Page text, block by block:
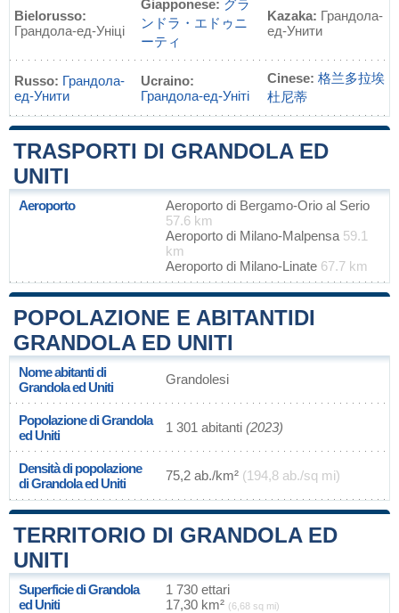
Bielorusso:
Грандола-ед-Уніці
Giapponese: グラ
ンドラ・エドゥニ
ーティ
Kazaka: Грандола-
ед-Унити
Russo: Грандола-
ед-Унити
Ucraino:
Грандола-ед-Уніті
Cinese: 格兰多拉埃
杜尼蒂
TRASPORTI DI GRANDOLA ED
UNITI
Aeroporto
Aeroporto di Bergamo-Orio al Serio
57.6 km
Aeroporto di Milano-Malpensa 59.1
km
Aeroporto di Milano-Linate 67.7 km
POPOLAZIONE E ABITANTIDI
GRANDOLA ED UNITI
Nome abitanti di
Grandola ed Uniti
Grandolesi
Popolazione di Grandola
ed Uniti
1 301 abitanti (2023)
Densità di popolazione
di Grandola ed Uniti
75,2 ab./km² (194,8 ab./sq mi)
TERRITORIO DI GRANDOLA ED
UNITI
Superficie di Grandola
ed Uniti
1 730 ettari
17,30 km² (6,68 sq mi)